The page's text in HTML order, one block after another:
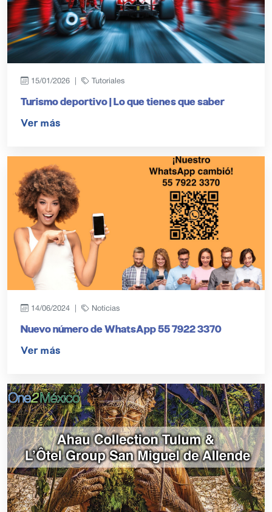
15/01/2026 | Tutoriales
Turismo deportivo | Lo que tienes que saber
Ver más
14/06/2024 | Noticias
Nuevo número de WhatsApp 55 7922 3370
Ver más